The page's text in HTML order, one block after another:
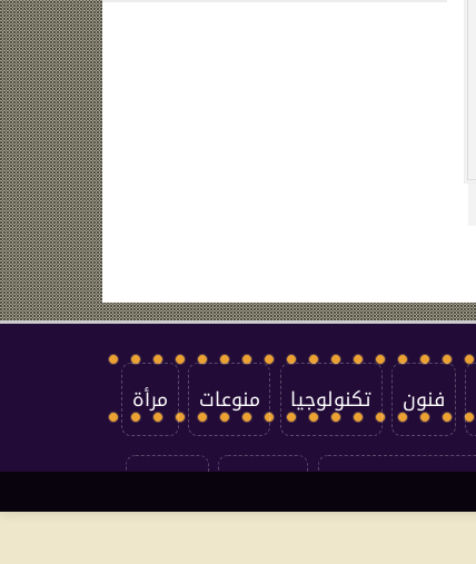
فنون تكنولوجيا منوعات مرأة